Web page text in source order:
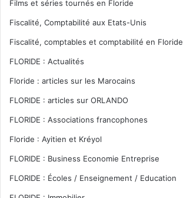
Films et séries tournés en Floride
Fiscalité, Comptabilité aux Etats-Unis
Fiscalité, comptables et comptabilité en Floride
FLORIDE : Actualités
Floride : articles sur les Marocains
FLORIDE : articles sur ORLANDO
FLORIDE : Associations francophones
Floride : Ayitien et Kréyol
FLORIDE : Business Economie Entreprise
FLORIDE : Écoles / Enseignement / Education